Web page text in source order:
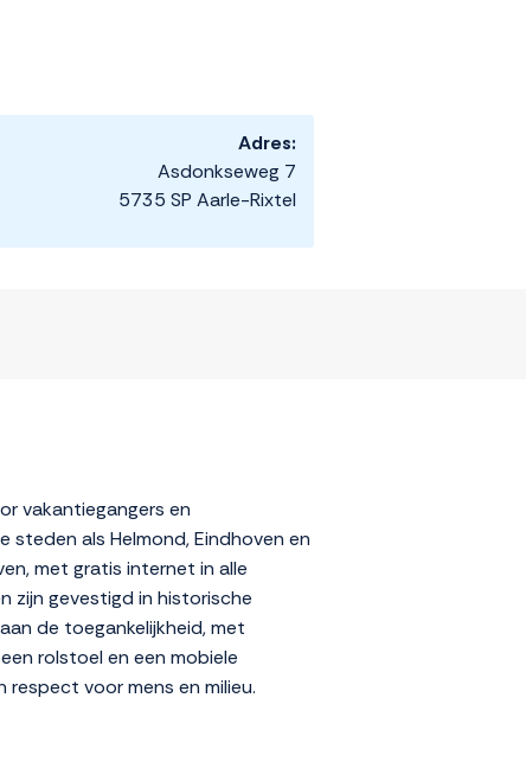
Adres:
Asdonkseweg 7
5735 SP Aarle-Rixtel
vakantiegangers en
als Helmond, Eindhoven en
met gratis internet in alle
zijn gevestigd in historische
de toegankelijkheid, met
rolstoel en een mobiele
voor mens en milieu.